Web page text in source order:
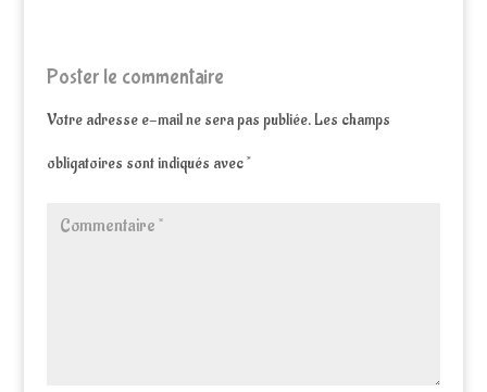
Poster le commentaire
Votre adresse e-mail ne sera pas publiée.Les champs
obligatoires sont indiqués avec*